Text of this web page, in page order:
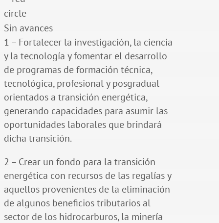
Sin avances
1 – Fortalecer la investigación, la ciencia
y la tecnología y fomentar el desarrollo
de programas de formación técnica,
tecnológica, profesional y posgradual
orientados a transición energética,
generando capacidades para asumir las
oportunidades laborales que brindará
dicha transición.
2 – Crear un fondo para la transición
energética con recursos de las regalías y
aquellos provenientes de la eliminación
de algunos beneficios tributarios al
sector de los hidrocarburos, la minería